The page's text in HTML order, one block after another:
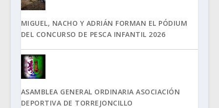
MIGUEL, NACHO Y ADRIÁN FORMAN EL PÓDIUM
DEL CONCURSO DE PESCA INFANTIL 2026
ASAMBLEA GENERAL ORDINARIA ASOCIACIÓN
DEPORTIVA DE TORREJONCILLO